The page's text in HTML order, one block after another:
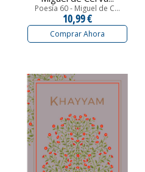
Poesía 60 - Miguel de C...
10,99 €
Comprar Ahora